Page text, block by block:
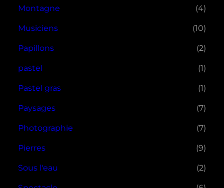
Montagne (4)
Musiciens (10)
Papillons (2)
pastel (1)
Pastel gras (1)
Paysages (7)
Photographie (7)
Pierres (9)
Sous l'eau (2)